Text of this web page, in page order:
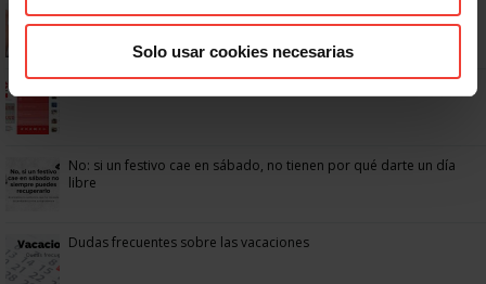
Solo usar cookies necesarias
Se actualizan las patologías para acceder a la jubilación
anticipada por discapacidad
No: si un festivo cae en sábado, no tienen por qué darte un día
libre
Dudas frecuentes sobre las vacaciones